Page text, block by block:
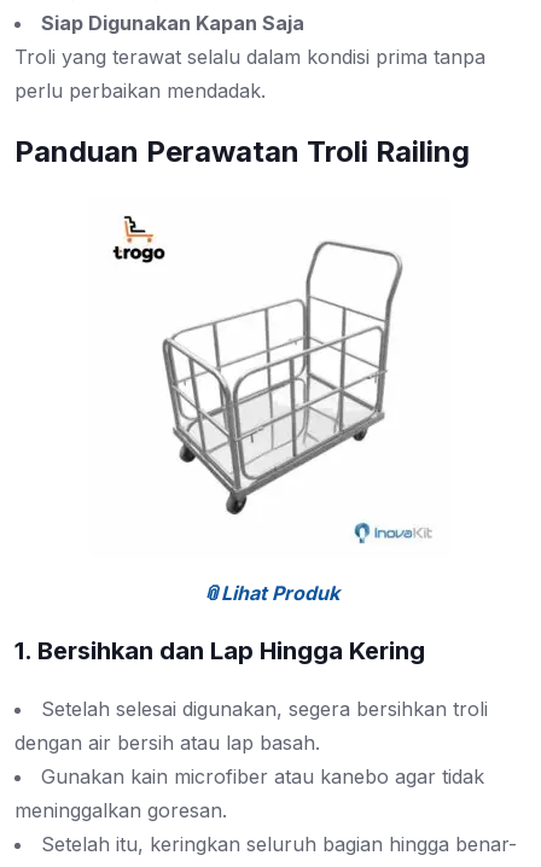
Siap Digunakan Kapan Saja
Troli yang terawat selalu dalam kondisi prima tanpa
perlu perbaikan mendadak.
Panduan Perawatan Troli Railing
📎Lihat Produk
1. Bersihkan dan Lap Hingga Kering
Setelah selesai digunakan, segera bersihkan troli
dengan air bersih atau lap basah.
Gunakan kain microfiber atau kanebo agar tidak
meninggalkan goresan.
Setelah itu, keringkan seluruh bagian hingga benar-